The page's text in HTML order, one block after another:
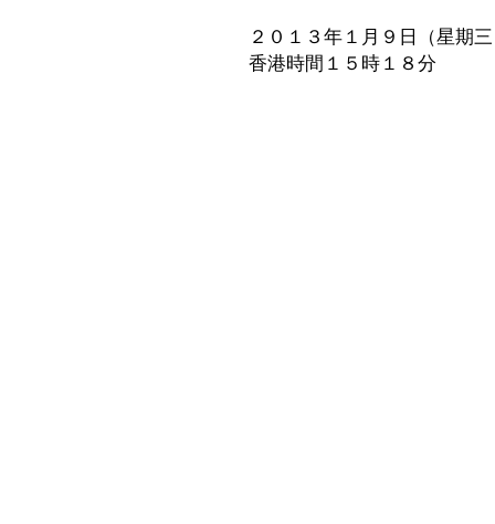
２０１３年１月９日（星期
香港時間１５時１８分